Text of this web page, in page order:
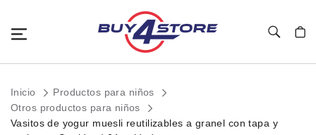
Inicio
Productos para niños
Otros productos para niños
Vasitos de yogur muesli reutilizables a granel con tapa y